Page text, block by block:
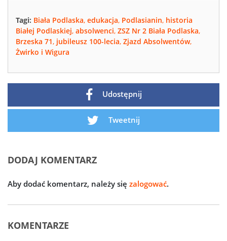
Tagi: Biała Podlaska, edukacja, Podlasianin, historia
Białej Podlaskiej, absolwenci, ZSZ Nr 2 Biała Podlaska,
Brzeska 71, jubileusz 100-lecia, Zjazd Absolwentów,
Żwirko i Wigura
Udostępnij
Tweetnij
DODAJ KOMENTARZ
Aby dodać komentarz, należy się zalogować.
KOMENTARZE